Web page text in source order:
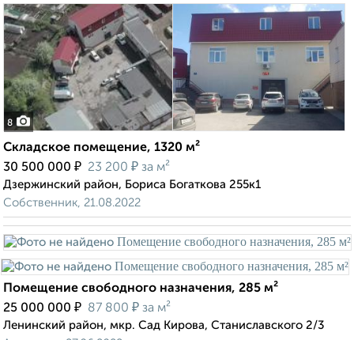
8
Складское помещение, 1320 м²
30 500 000 ₽ 23 200 ₽ за м²
Дзержинский район, Бориса Богаткова 255к1
Собственник, 21.08.2022
Помещение свободного назначения, 285 м²
25 000 000 ₽ 87 800 ₽ за м²
Ленинский район, мкр. Сад Кирова, Станиславского 2/3